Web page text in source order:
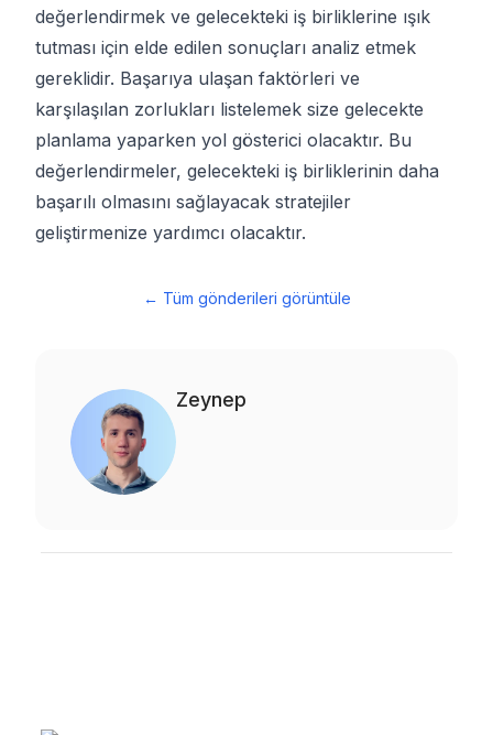
değerlendirmek ve gelecekteki iş birliklerine ışık
tutması için elde edilen sonuçları analiz etmek
gereklidir. Başarıya ulaşan faktörleri ve
karşılaşılan zorlukları listelemek size gelecekte
planlama yaparken yol gösterici olacaktır. Bu
değerlendirmeler, gelecekteki iş birliklerinin daha
başarılı olmasını sağlayacak stratejiler
geliştirmenize yardımcı olacaktır.
← Tüm gönderileri görüntüle
Zeynep